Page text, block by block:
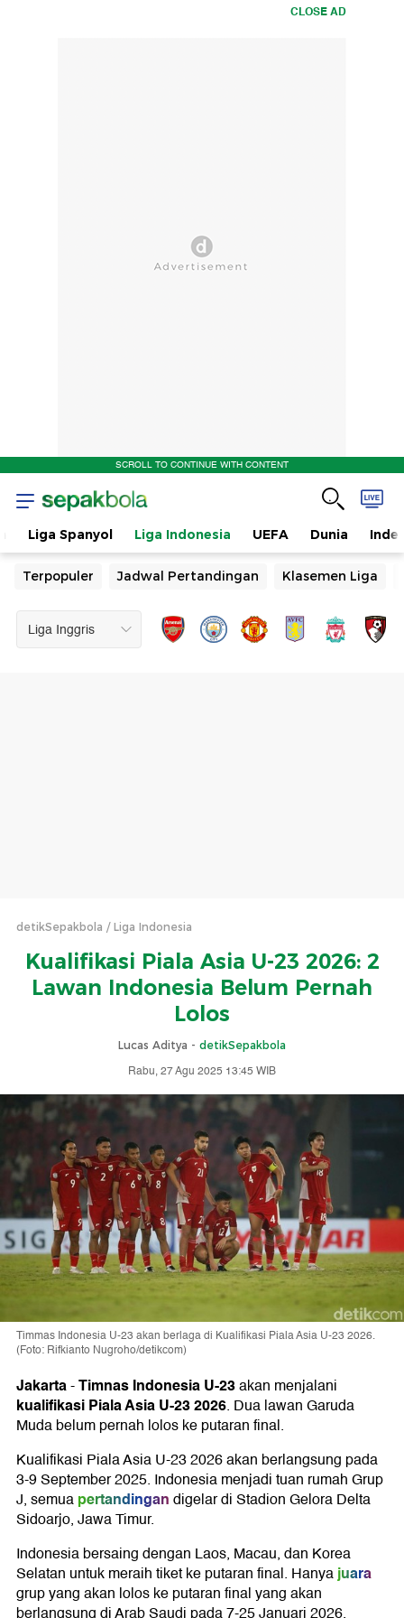
CLOSE AD
SCROLL TO CONTINUE WITH CONTENT
Liga Spanyol Liga Indonesia UEFA Dunia
Terpopuler Jadwal Pertandingan Klasemen Liga
detikSepakbola Liga Indonesia
Kualifikasi Piala Asia U-23 2026: 2
Lawan Indonesia Belum Pernah
Lolos
Lucas Aditya - detikSepakbola
Rabu, 27 Agu 2025 13:45 WIB
Timmas Indonesia U-23 akan berlaga di Kualifikasi Piala Asia U-23 2026.
(Foto: Rifkianto Nugroho/detikcom)
Jakarta-Timnas Indonesia U-23akan menjalani
kualifikasi Piala Asia U-23 2026. Dua lawan Garuda
Muda belum pernah lolos ke putaran final.
Kualifikasi Piala Asia U-23 2026 akan berlangsung pada
3-9 September 2025. Indonesia menjadi tuan rumah Grup
J, semuapertandingandigelar di Stadion Gelora Delta
Sidoarjo, Jawa Timur.
Indonesia bersaing dengan Laos, Macau, dan Korea
Selatan untuk meraih tiket ke putaran final. Hanyajuara
grup yang akan lolos ke putaran final yang akan